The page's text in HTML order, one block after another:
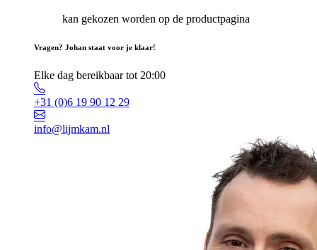
kan gekozen worden op de productpagina
Vragen? Johan staat voor je klaar!
Elke dag bereikbaar tot 20:00
+31 (0)6 19 90 12 29
info@lijmkam.nl